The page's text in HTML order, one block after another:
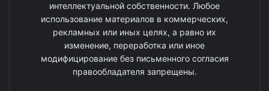
интеллектуальной собственности. Любое
использование материалов в коммерческих,
рекламных или иных целях, а равно их
изменение, переработка или иное
модифицирование без письменного согласия
правообладателя запрещены.